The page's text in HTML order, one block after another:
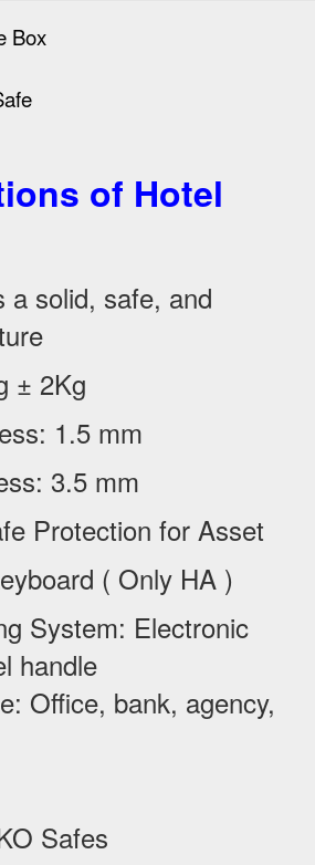
of Hotel
a solid, safe, and
± 2Kg
1.5 mm
3.5 mm
Protection for Asset
( Only HA )
System: Electronic
handle
Office, bank, agency,
Safes